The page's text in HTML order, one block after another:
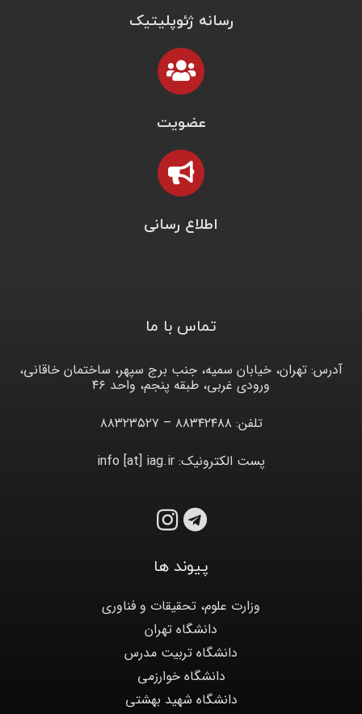
رسانه ژئوپلیتیک
عضویت
اطلاع رسانی
تماس با ما
آدرس: تهران، خیابان سمیه، جنب برج سپهر، ساختمان خاقانی،
ورودی غربی، طبقه پنجم، واحد ۴۶
تلفن: ۸۸۳۴۲۴۸۸ – ۸۸۳۲۳۵۲۷
پست الکترونیک: info [at] iag.ir
پیوند ها
وزارت علوم، تحقیقات و فناوری
دانشگاه تهران
دانشگاه تربیت مدرس
دانشگاه خوارزمی
دانشگاه شهید بهشتی